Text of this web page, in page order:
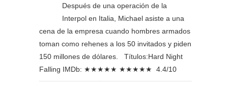
Después de una operación de la
Interpol en Italia, Michael asiste a una
cena de la empresa cuando hombres armados
toman como rehenes a los 50 invitados y piden
150 millones de dólares. Títulos:Hard Night
Falling IMDb: ★★★★★ ★★★★★ 4.4/10